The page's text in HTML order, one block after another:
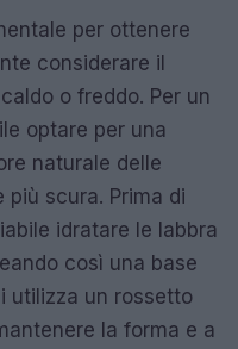
per ottenere
considerare il
o freddo. Per un
optare per una
naturale delle
scura. Prima di
idratare le labbra
così una base
utilizza un rossetto
la forma e a